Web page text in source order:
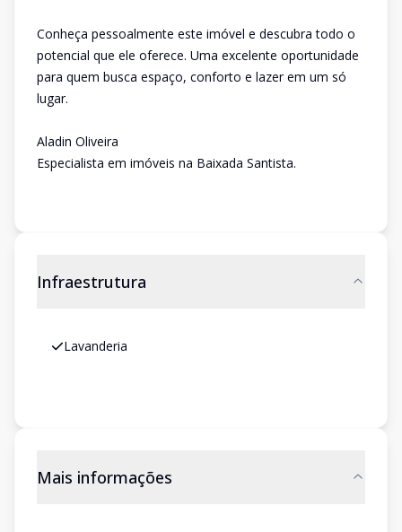
Conheça pessoalmente este imóvel e descubra todo o
potencial que ele oferece. Uma excelente oportunidade
para quem busca espaço, conforto e lazer em um só
lugar.
Aladin Oliveira
Especialista em imóveis na Baixada Santista.
Infraestrutura
Lavanderia
Mais informações